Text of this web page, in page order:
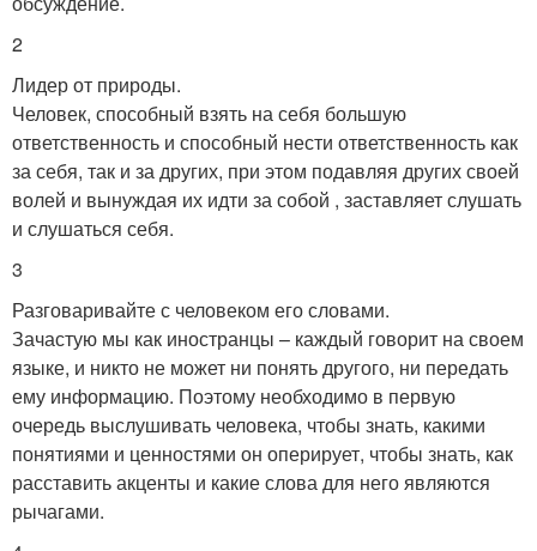
2
Лидер от природы.
Человек, способный взять на себя большую
ответственность и способный нести ответственность как
за себя, так и за других, при этом подавляя других своей
волей и вынуждая их идти за собой , заставляет слушать
и слушаться себя.
3
Разговаривайте с человеком его словами.
Зачастую мы как иностранцы – каждый говорит на своем
языке, и никто не может ни понять другого, ни передать
ему информацию. Поэтому необходимо в первую
очередь выслушивать человека, чтобы знать, какими
понятиями и ценностями он оперирует, чтобы знать, как
расставить акценты и какие слова для него являются
рычагами.